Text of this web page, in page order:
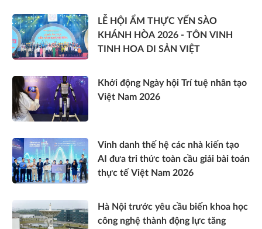
LỄ HỘI ẨM THỰC YẾN SÀO
KHÁNH HÒA 2026 - TÔN VINH
TINH HOA DI SẢN VIỆT
Khởi động Ngày hội Trí tuệ nhân tạo
Việt Nam 2026
Vinh danh thế hệ các nhà kiến tạo
AI đưa tri thức toàn cầu giải bài toán
thực tế Việt Nam 2026
Hà Nội trước yêu cầu biến khoa học
công nghệ thành động lực tăng